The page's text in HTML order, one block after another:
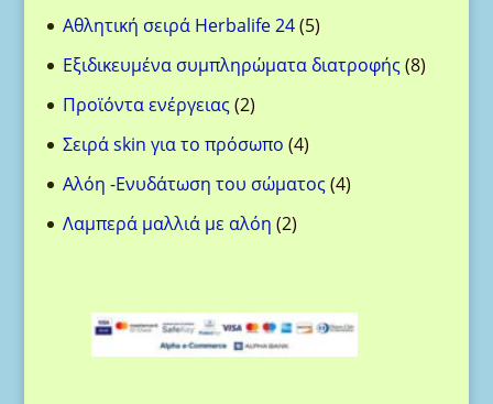
Αθλητική σειρά Herbalife 24 55
προϊόντα
Eξιδικευμένα συμπληρώματα διατροφής 88
Προϊόντα ενέργειας 22
προϊόντα
Σειρά skin για το πρόσωπο 44
προϊόντα
Aλόη -Ενυδάτωση του σώματος 44
Λαμπερά μαλλιά με αλόη 22